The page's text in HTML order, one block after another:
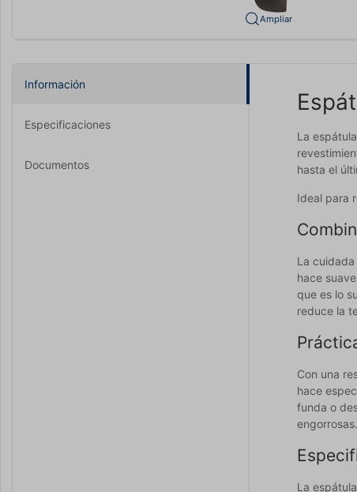
Ampliar
Información
Especificaciones
Documentos
La
hasta el
Ideal para
La
hace
que es lo
reduce la
Con una
hace
funda o
engorrosas.
La